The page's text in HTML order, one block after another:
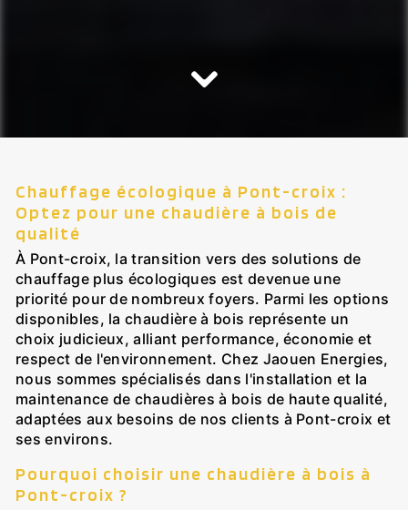
Chauffage écologique à Pont-croix :
Optez pour une chaudière à bois de
qualité
À Pont-croix, la transition vers des solutions de
chauffage plus écologiques est devenue une
priorité pour de nombreux foyers. Parmi les options
disponibles, la chaudière à bois représente un
choix judicieux, alliant performance, économie et
respect de l'environnement. Chez Jaouen Energies,
nous sommes spécialisés dans l'installation et la
maintenance de chaudières à bois de haute qualité,
adaptées aux besoins de nos clients à Pont-croix et
ses environs.
Pourquoi choisir une chaudière à bois à
Pont-croix ?